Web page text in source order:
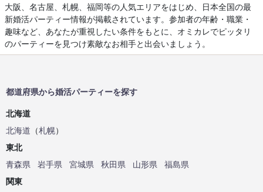
大阪、名古屋、札幌、福岡等の人気エリアをはじめ、日本全国の最
新婚活パーティー情報が掲載されています。参加者の年齢・職業・
趣味など、あなたが重視したい条件をもとに、オミカレでピッタリ
のパーティーを見つけ素敵なお相手と出会いましょう。
都道府県から婚活パーティーを探す
北海道
北海道 （札幌）
東北
青森県
岩手県 宮城県 秋田県 山形県
福島県
関東